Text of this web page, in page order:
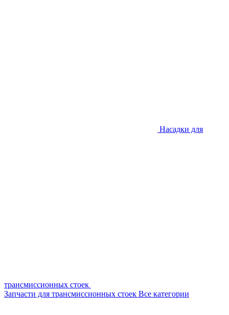
Насадки для
трансмиссионных стоек
Запчасти для трансмиссионных стоек Все категории